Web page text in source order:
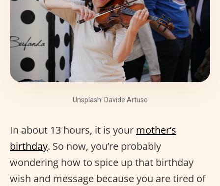
Unsplash: Davide Artuso
In about 13 hours, it is your mother’s
birthday. So now, you’re probably
wondering how to spice up that birthday
wish and message because you are tired of